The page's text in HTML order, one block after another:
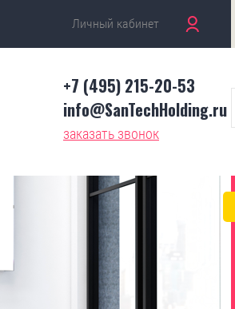
Личный кабинет
+7 (495) 215-20-53
info@SanTechHolding.ru
заказать звонок